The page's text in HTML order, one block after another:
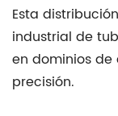
Co.,
Ltd.
7
Preguntas
Esta
industrial de
en dominios
precisión.